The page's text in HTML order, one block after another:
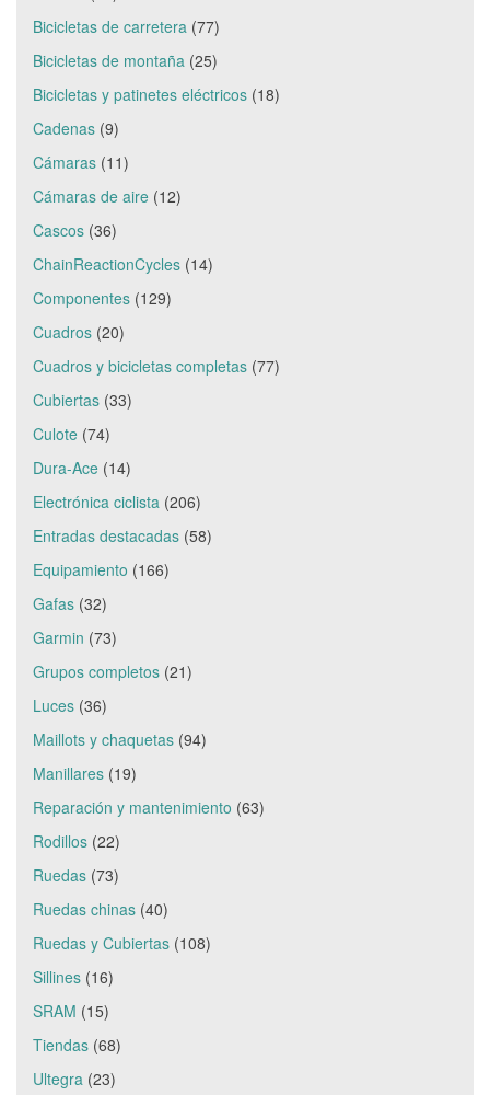
Bicicletas de carretera (77)
Bicicletas de montaña (25)
Bicicletas y patinetes eléctricos (18)
Cadenas (9)
Cámaras (11)
Cámaras de aire (12)
Cascos (36)
ChainReactionCycles (14)
Componentes (129)
Cuadros (20)
Cuadros y bicicletas completas (77)
Cubiertas (33)
Culote (74)
Dura-Ace (14)
Electrónica ciclista (206)
Entradas destacadas (58)
Equipamiento (166)
Gafas (32)
Garmin (73)
Grupos completos (21)
Luces (36)
Maillots y chaquetas (94)
Manillares (19)
Reparación y mantenimiento (63)
Rodillos (22)
Ruedas (73)
Ruedas chinas (40)
Ruedas y Cubiertas (108)
Sillines (16)
SRAM (15)
Tiendas (68)
Ultegra (23)